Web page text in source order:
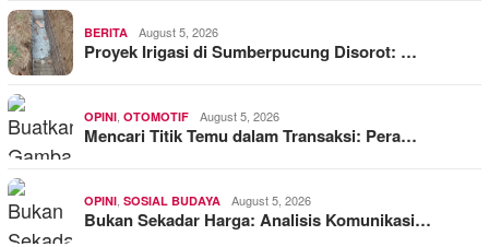
BERITA August 5, 2026
Proyek Irigasi di Sumberpucung Disorot: …
OPINI OTOMOTIF August 5, 2026
Mencari Titik Temu dalam Transaksi: Pera…
OPINI SOSIAL BUDAYA August 5, 2026
Bukan Sekadar Harga: Analisis Komunikasi…